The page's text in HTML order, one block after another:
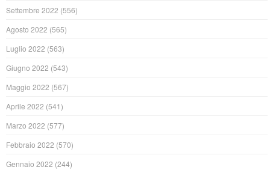
Settembre 2022 (556)
Agosto 2022 (565)
Luglio 2022 (563)
Giugno 2022 (543)
Maggio 2022 (567)
Aprile 2022 (541)
Marzo 2022 (577)
Febbraio 2022 (570)
Gennaio 2022 (244)